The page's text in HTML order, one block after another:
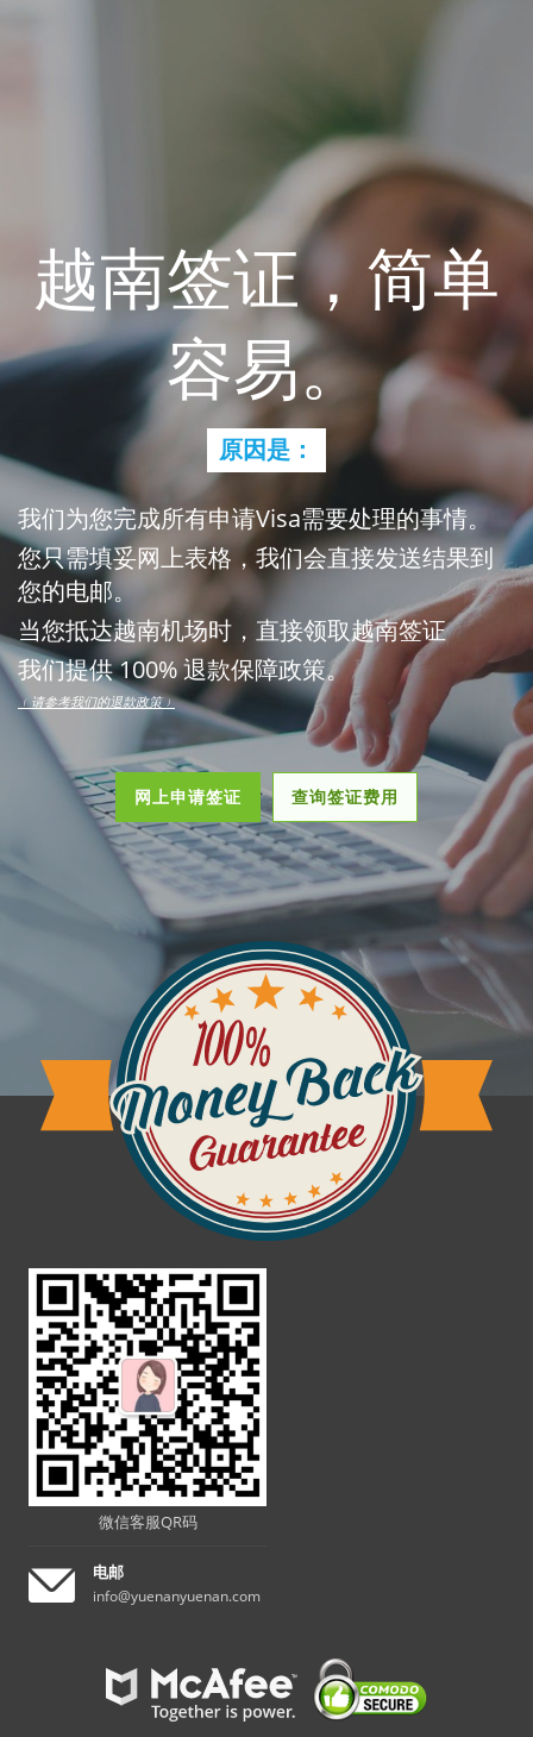
越南签证，简单
容易。
原因是：
我们为您完成所有申请Visa需要处理的事情。
您只需填妥网上表格，我们会直接发送结果到
您的电邮。
当您抵达越南机场时，直接领取越南签证
我们提供 100% 退款保障政策。
﹙请参考我们的退款政策﹚
网上申请签证 查询签证费用
微信客服QR码
电邮
info@yuenanyuenan.com